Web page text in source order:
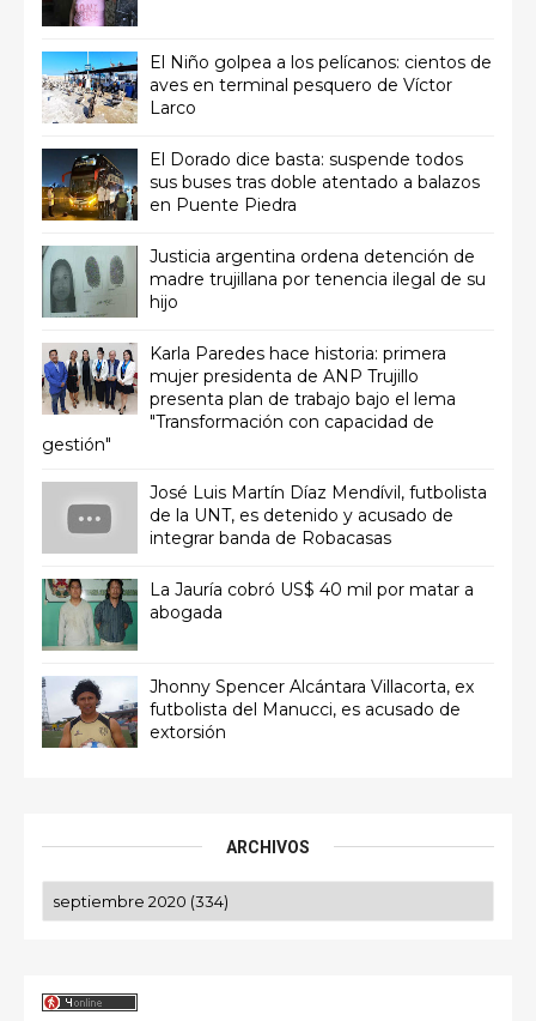
El Niño golpea a los pelícanos: cientos de
aves en terminal pesquero de Víctor
Larco
El Dorado dice basta: suspende todos
sus buses tras doble atentado a balazos
en Puente Piedra
Justicia argentina ordena detención de
madre trujillana por tenencia ilegal de su
hijo
Karla Paredes hace historia: primera
mujer presidenta de ANP Trujillo
presenta plan de trabajo bajo el lema
"Transformación con capacidad de
gestión"
José Luis Martín Díaz Mendívil, futbolista
de la UNT, es detenido y acusado de
integrar banda de Robacasas
La Jauría cobró US$ 40 mil por matar a
abogada
Jhonny Spencer Alcántara Villacorta, ex
futbolista del Manucci, es acusado de
extorsión
ARCHIVOS